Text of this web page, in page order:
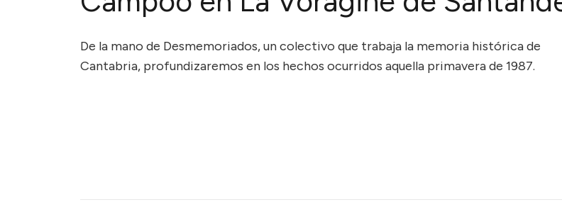
De la mano de Desmemoriados, un colectivo que trabaja la memoria histórica de
Cantabria, profundizaremos en los hechos ocurridos aquella primavera de 1987.